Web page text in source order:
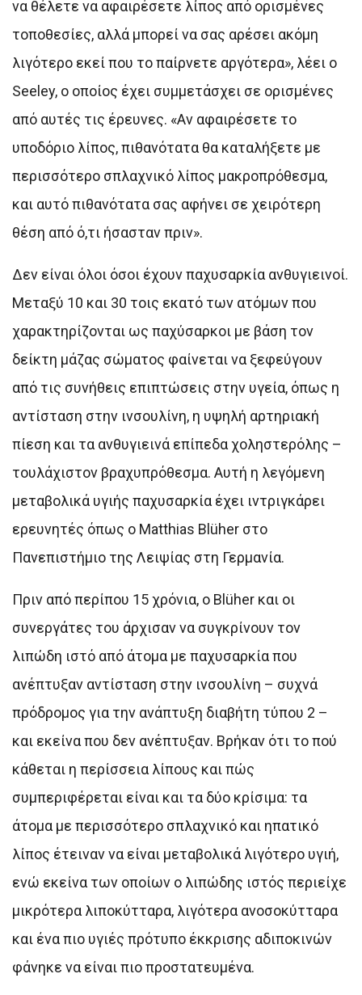
να θέλετε να αφαιρέσετε λίπος από ορισμένες
τοποθεσίες, αλλά μπορεί να σας αρέσει ακόμη
λιγότερο εκεί που το παίρνετε αργότερα», λέει ο
Seeley, ο οποίος έχει συμμετάσχει σε ορισμένες
από αυτές τις έρευνες. «Αν αφαιρέσετε το
υποδόριο λίπος, πιθανότατα θα καταλήξετε με
περισσότερο σπλαχνικό λίπος μακροπρόθεσμα,
και αυτό πιθανότατα σας αφήνει σε χειρότερη
θέση από ό,τι ήσασταν πριν».
Δεν είναι όλοι όσοι έχουν παχυσαρκία ανθυγιεινοί.
Μεταξύ 10 και 30 τοις εκατό των ατόμων που
χαρακτηρίζονται ως παχύσαρκοι με βάση τον
δείκτη μάζας σώματος φαίνεται να ξεφεύγουν
από τις συνήθεις επιπτώσεις στην υγεία, όπως η
αντίσταση στην ινσουλίνη, η υψηλή αρτηριακή
πίεση και τα ανθυγιεινά επίπεδα χοληστερόλης –
τουλάχιστον βραχυπρόθεσμα. Αυτή η λεγόμενη
μεταβολικά υγιής παχυσαρκία έχει ιντριγκάρει
ερευνητές όπως ο Matthias Blüher στο
Πανεπιστήμιο της Λειψίας στη Γερμανία.
Πριν από περίπου 15 χρόνια, ο Blüher και οι
συνεργάτες του άρχισαν να συγκρίνουν τον
λιπώδη ιστό από άτομα με παχυσαρκία που
ανέπτυξαν αντίσταση στην ινσουλίνη – συχνά
πρόδρομος για την ανάπτυξη διαβήτη τύπου 2 –
και εκείνα που δεν ανέπτυξαν. Βρήκαν ότι το πού
κάθεται η περίσσεια λίπους και πώς
συμπεριφέρεται είναι και τα δύο κρίσιμα: τα
άτομα με περισσότερο σπλαχνικό και ηπατικό
λίπος έτειναν να είναι μεταβολικά λιγότερο υγιή,
ενώ εκείνα των οποίων ο λιπώδης ιστός περιείχε
μικρότερα λιποκύτταρα, λιγότερα ανοσοκύτταρα
και ένα πιο υγιές πρότυπο έκκρισης αδιποκινών
φάνηκε να είναι πιο προστατευμένα.